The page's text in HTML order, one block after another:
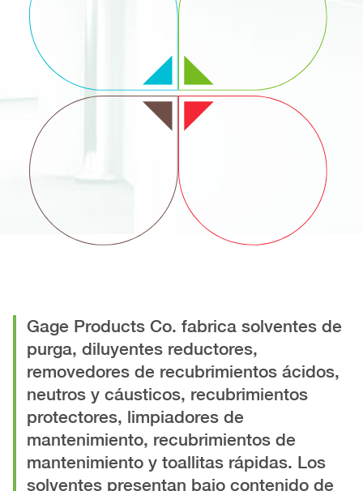
Gage Products Co. fabrica solventes de
purga, diluyentes reductores,
removedores de recubrimientos ácidos,
neutros y cáusticos, recubrimientos
protectores, limpiadores de
mantenimiento, recubrimientos de
mantenimiento y toallitas rápidas. Los
solventes presentan bajo contenido de